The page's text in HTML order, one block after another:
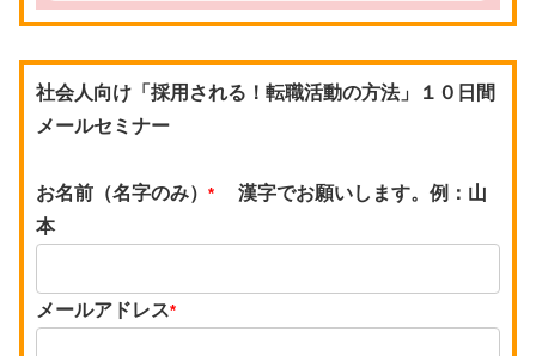
社会人向け「採用される！転職活動の方法」１０日間
メールセミナー
お名前（名字のみ） *
漢字でお願いします。例：山
本
メールアドレス*